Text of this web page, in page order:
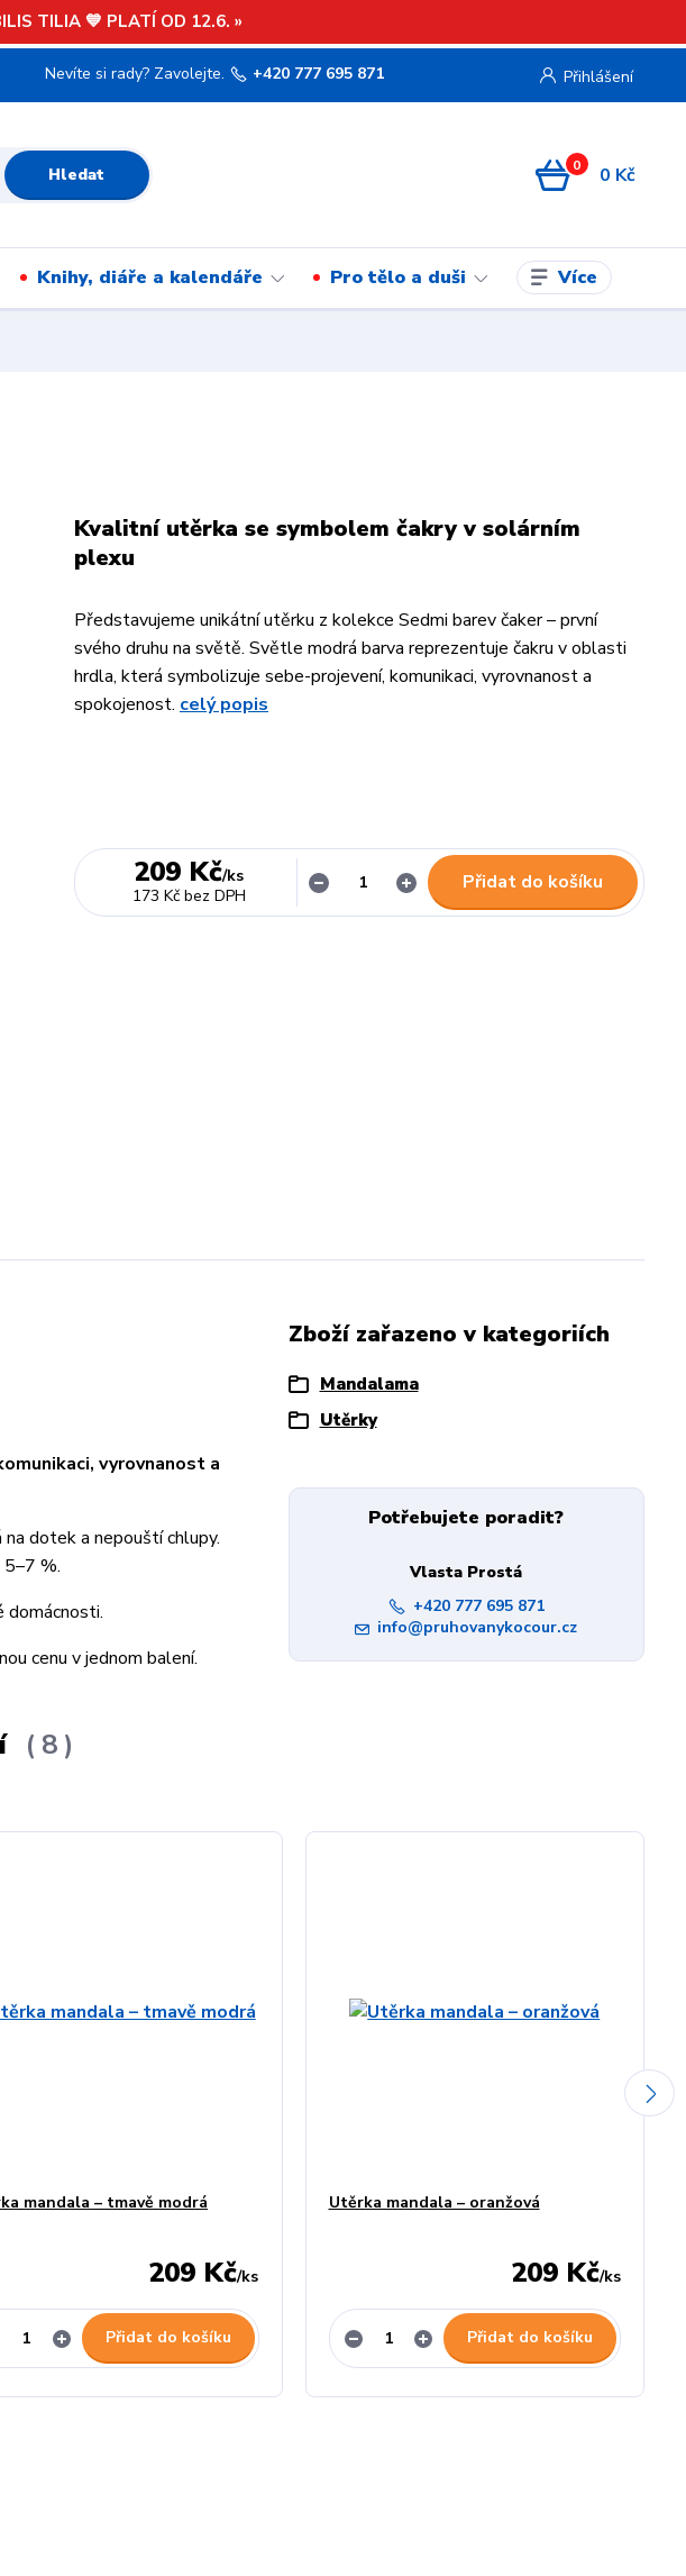
TILIA 💙 PLATÍ OD 12.6. »
Přihlášení
Hledat
Nevíte si rady? Zavolejte. +420 777 695 871
0 0 Kč
Knihy, diáře a kalendáře Pro tělo a duši Více
Kvalitní utěrka se symbolem čakry v solárním
plexu
Představujeme unikátní utěrku z kolekce Sedmi barev čaker – první
svého druhu na světě. Světle modrá barva reprezentuje čakru v oblasti
hrdla, která symbolizuje sebe-projevení, komunikaci, vyrovnanost a
spokojenost. celý popis
209 Kč/ks
173 Kč bez DPH
Přidat do košíku
vyrovnanost a
dotek a nepouští chlupy.
%.
domácnosti.
cenu v jednom balení.
Zboží zařazeno v kategoriích
Mandalama
Utěrky
Potřebujete poradit?
Vlasta Prostá
+420 777 695 871
info@pruhovanykocour.cz
8
mandala – tmavě modrá
209 Kč/ks
Přidat do košíku
Utěrka mandala – oranžová
209 Kč/ks
Přidat do košíku